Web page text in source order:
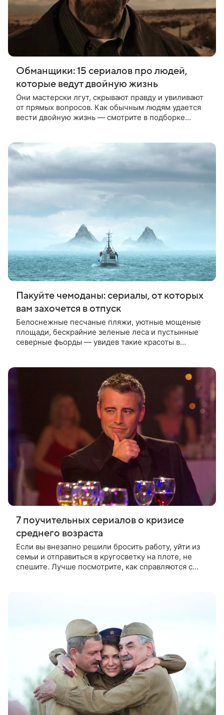
Обманщики: 15 сериалов про людей,
которые ведут двойную жизнь
Они мастерски лгут, скрывают правду и увиливают
от прямых вопросов. Как обычным людям удается
вести двойную жизнь — смотрите в подборке
Пакуйте чемоданы: сериалы, от которых
вам захочется в отпуск
Белоснежные песчаные пляжи, уютные мощеные
площади, бескрайние зеленые леса и пустынные
северные фьорды — увидев такие красоты в
отказывайте себе в удовольствии!
7 поучительных сериалов о кризисе
среднего возраста
Если вы внезапно решили бросить работу, уйти из
семьи и отправиться в кругосветку на плоте, не
спешите. Лучше посмотрите, как справляются с